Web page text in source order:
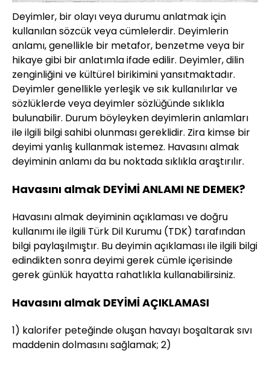
Deyimler, bir olayı veya durumu anlatmak için
kullanılan sözcük veya cümlelerdir. Deyimlerin
anlamı, genellikle bir metafor, benzetme veya bir
hikaye gibi bir anlatımla ifade edilir. Deyimler, dilin
zenginliğini ve kültürel birikimini yansıtmaktadır.
Deyimler genellikle yerleşik ve sık kullanılırlar ve
sözlüklerde veya deyimler sözlüğünde sıklıkla
bulunabilir. Durum böyleyken deyimlerin anlamları
ile ilgili bilgi sahibi olunması gereklidir. Zira kimse bir
deyimi yanlış kullanmak istemez. Havasını almak
deyiminin anlamı da bu noktada sıklıkla araştırılır.
Havasını almak DEYİMİ ANLAMI NE DEMEK?
Havasını almak deyiminin açıklaması ve doğru
kullanımı ile ilgili Türk Dil Kurumu (TDK) tarafından
bilgi paylaşılmıştır. Bu deyimin açıklaması ile ilgili bilgi
edindikten sonra deyimi gerek cümle içerisinde
gerek günlük hayatta rahatlıkla kullanabilirsiniz.
Havasını almak DEYİMİ AÇIKLAMASI
1) kalorifer peteğinde oluşan havayı boşaltarak sıvı
maddenin dolmasını sağlamak; 2)